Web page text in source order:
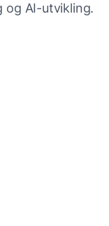
og AI-utvikling.